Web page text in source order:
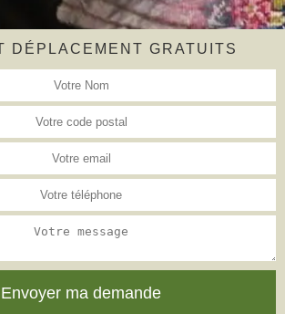
DÉPLACEMENT GRATUITS